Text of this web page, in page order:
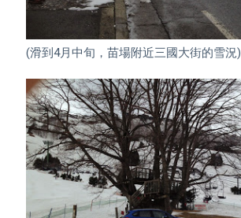
(滑到4月中旬，苗場附近三國大街的雪況)